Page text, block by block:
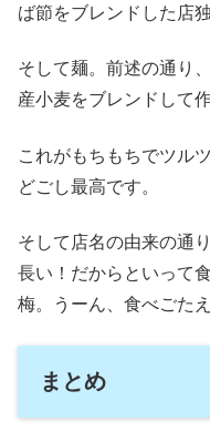
ば節をブレンドした店
そして麺。前述の通り
産小麦をブレンドして
これがもちもちでツル
どごし最高です。
そして店名の由来の通
長い！だからといって
梅。うーん、食べごた
まとめ